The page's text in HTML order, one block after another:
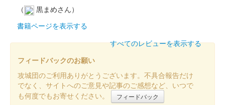
（
黒まめさん）
書籍ページを表示する
すべてのレビューを表示する
フィードバックのお願い
攻城団のご利用ありがとうございます。不具合報告だけ
でなく、サイトへのご意見や記事のご感想など、いつで
も何度でもお寄せください。
フィードバック